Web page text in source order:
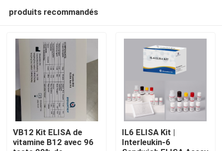
produits recommandés
VB12 Kit ELISA de
vitamine B12 avec 96
IL6 ELISA Kit |
Interleukin-6